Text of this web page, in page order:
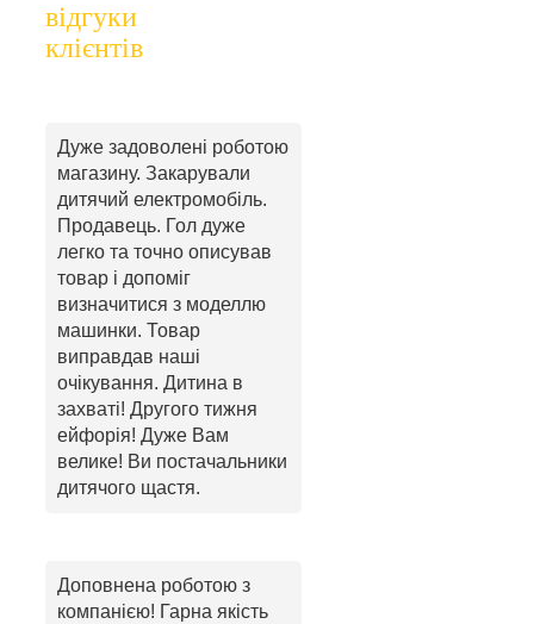
відгуки
клієнтів
Дуже задоволені роботою
магазину. Закарували
дитячий електромобіль.
Продавець. Гол дуже
легко та точно описував
товар і допоміг
визначитися з моделлю
машинки. Товар
виправдав наші
очікування. Дитина в
захваті! Другого тижня
ейфорія! Дуже Вам
велике! Ви постачальники
дитячого щастя.
Доповнена роботою з
компанією! Гарна якість